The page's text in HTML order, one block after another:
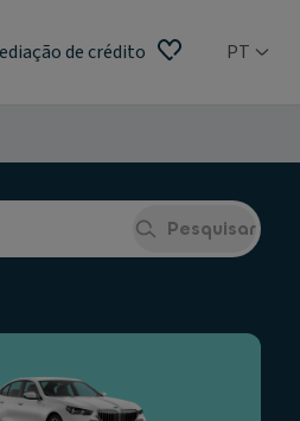
de crédito PT
Pesquisar